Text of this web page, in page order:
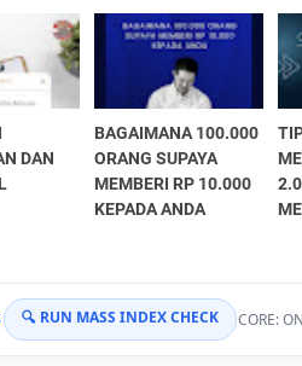
DAN
BAGAIMANA 100.000
ORANG SUPAYA
MEMBERI RP 10.000
KEPADA ANDA
🔍 RUN MASS INDEX CHECK CORE: